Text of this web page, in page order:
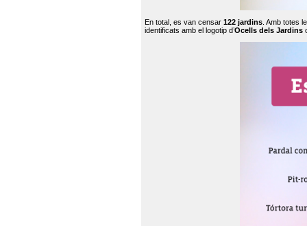
En total, es van censar 122 jardins . Amb totes
identificats amb el logotip d’Ocells dels Jardins